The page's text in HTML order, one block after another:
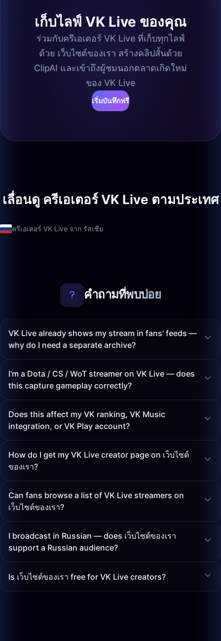
เก็บไลฟ์ VK Live ของคุณ
ร่วมกับครีเอเตอร์ VK Live ที่เก็บทุกไลฟ์
ด้วย เว็บไซต์ของเรา สร้างคลิปสั้นด้วย
ClipAI และเข้าถึงผู้ชมนอกตลาดเกิดใหม่
ของ VK Live
เริ่มบันทึกฟรี
เลื่อนดู ครีเอเตอร์ VK Live ตามประเทศ
ครีเอเตอร์ VK Live จาก รัสเซีย
คำถามที่พบบ่อย
VK Live already shows my stream in fans' feeds —
why do I need a separate archive?
I'm a Dota / CS / WoT streamer on VK Live — does
this capture gameplay correctly?
Does this affect my VK ranking, VK Music
integration, or VK Play account?
How do I get my VK Live creator page on เว็บไซต์
ของเรา?
Can fans browse a list of VK Live streamers on
เว็บไซต์ของเรา?
I broadcast in Russian — does เว็บไซต์ของเรา
support a Russian audience?
Is เว็บไซต์ของเรา free for VK Live creators?